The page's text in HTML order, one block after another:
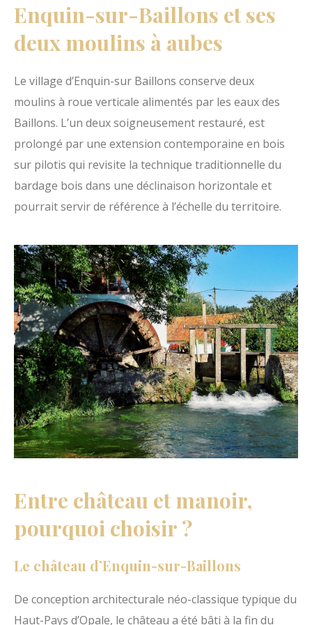
O
a
l
e
Enquin-sur-Baillons et ses
deux moulins à aubes
Le village d’Enquin-sur Baillons conserve deux
moulins à roue verticale alimentés par les eaux des
Baillons. L’un deux soigneusement restauré, est
prolongé par une extension contemporaine en bois
sur pilotis qui revisite la technique traditionnelle du
bardage bois dans une déclinaison horizontale et
pourrait servir de référence à l’échelle du territoire.
Entre château et manoir,
pourquoi choisir ?
Le château d’Enquin-sur-Baillons
De conception architecturale néo-classique typique du
Haut-Pays d’Opale, le château a été bâti à la fin du